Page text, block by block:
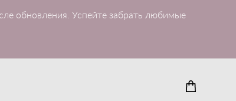
обновления. Успейте забрать любимые